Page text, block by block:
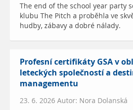
The end of the school year party
klubu The Pitch a proběhla ve
hudby, zábavy a dobré nálady.
Profesní certifikáty GSA v
leteckých společností a
managementu
23. 6. 2026 Autor: Nora Dolanská